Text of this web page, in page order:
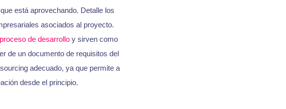
está aprovechando. Detalle los
asociados al proyecto.
proceso de desarrolloy sirven como
de un documento de requisitos del
adecuado, ya que permite a
desde el principio.